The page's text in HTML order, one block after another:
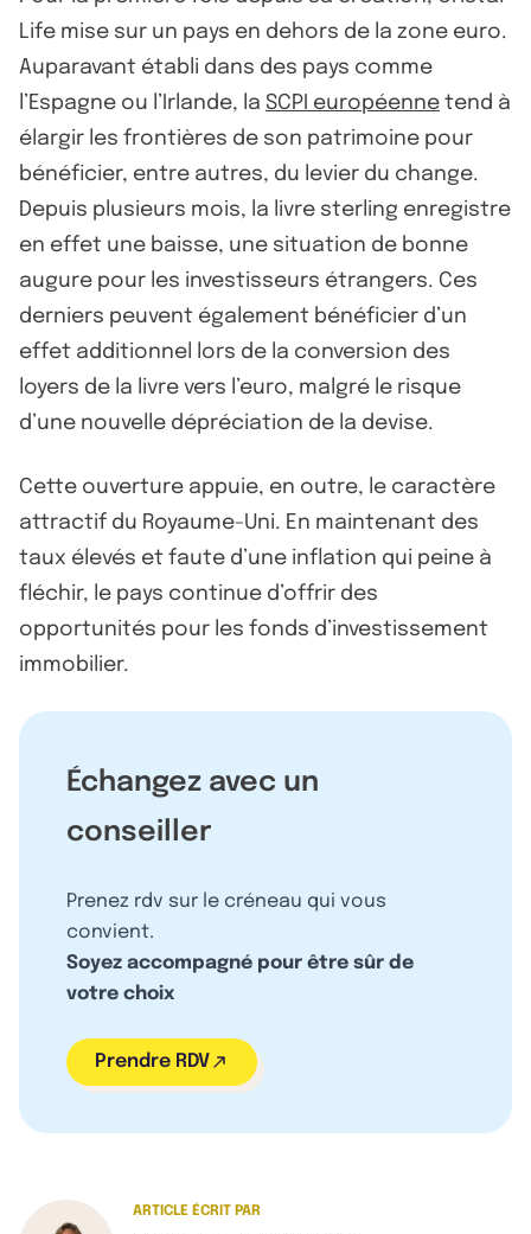
Life mise sur un pays en dehors de la zone euro.
Auparavant établi dans des pays comme
l’Espagne ou l’Irlande, la SCPI européenne tend à
élargir les frontières de son patrimoine pour
bénéficier, entre autres, du levier du change.
Depuis plusieurs mois, la livre sterling enregistre
en effet une baisse, une situation de bonne
augure pour les investisseurs étrangers. Ces
derniers peuvent également bénéficier d’un
effet additionnel lors de la conversion des
loyers de la livre vers l’euro, malgré le risque
d’une nouvelle dépréciation de la devise.
Cette ouverture appuie, en outre, le caractère
attractif du Royaume-Uni. En maintenant des
taux élevés et faute d’une inflation qui peine à
fléchir, le pays continue d’offrir des
opportunités pour les fonds d’investissement
immobilier.
Échangez avec un
conseiller
Prenez rdv sur le créneau qui vous
convient.
Soyez accompagné pour être sûr de
votre choix
Prendre RDV
ARTICLE ÉCRIT PAR